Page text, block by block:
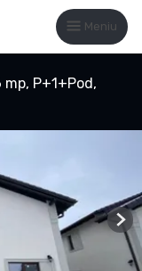
Meniu
mp, P+1+Pod,